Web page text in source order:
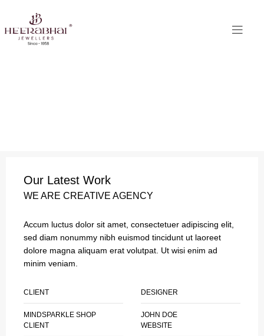
Our Latest Work
WE ARE CREATIVE AGENCY
Accum luctus dolor sit amet, consectetuer adipiscing elit,
sed diam nonummy nibh euismod tincidunt ut laoreet
dolore magna aliquam erat volutpat. Ut wisi enim ad
minim veniam.
CLIENT
MINDSPARKLE SHOP
DESIGNER
JOHN DOE
CLIENT
WEBSITE